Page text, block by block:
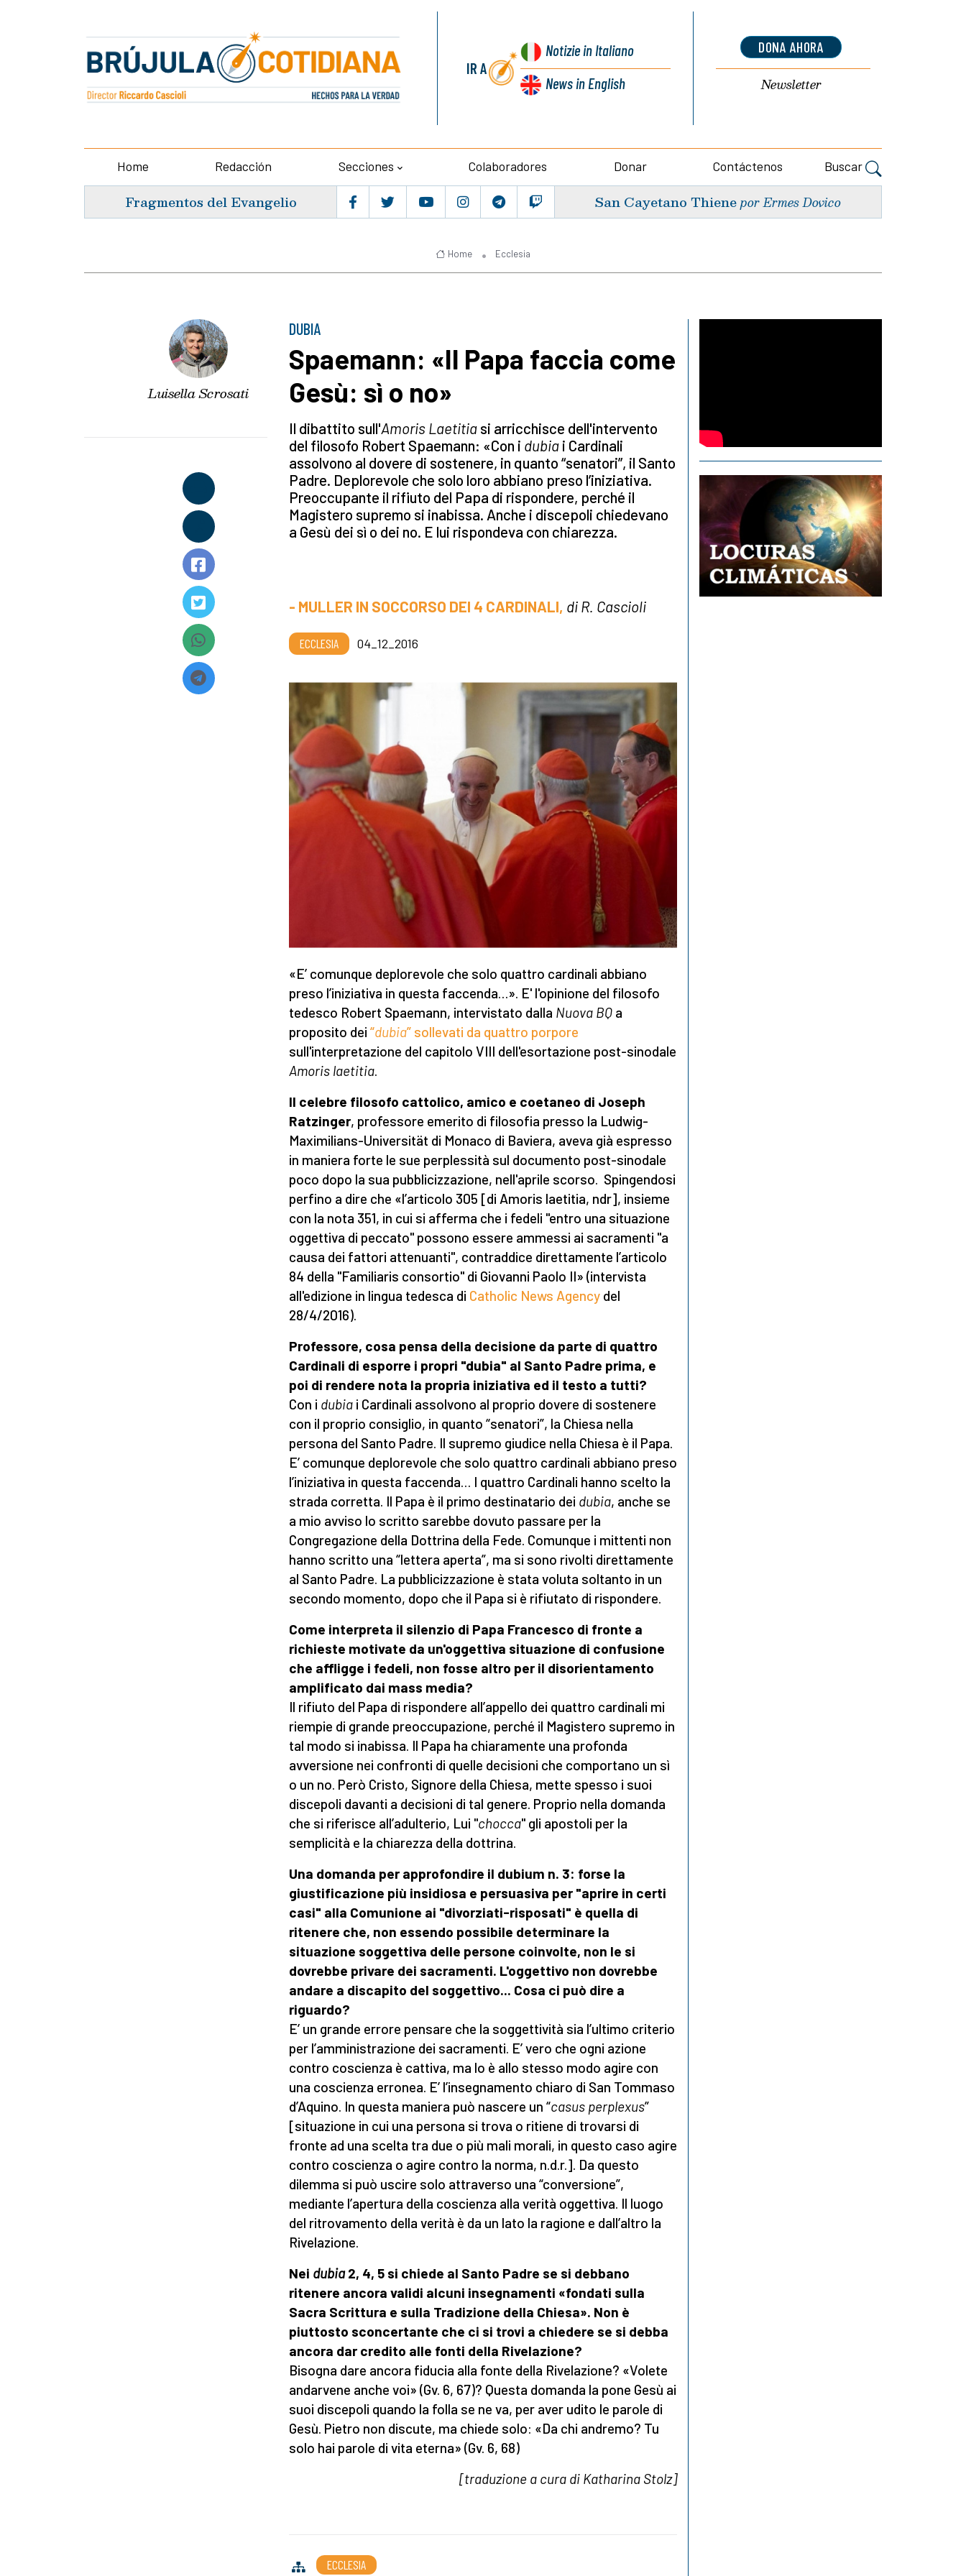
IR A
Notiziein Italiano
News in English
DONA AHORA
Newsletter
Home Redacción Secciones Colaboradores Donar Contáctenos Buscar
Fragmentos del Evangelio San Cayetano Thienepor Ermes Dovico
Home Ecclesia
Luisella Scrosati
DUBIA
Spaemann: «Il Papa faccia come
Gesù: sì o no»
Il dibattito sull'Amoris Laetitia si arricchisce dell'intervento
del filosofo Robert Spaemann: «Con i dubia i Cardinali
assolvono al dovere di sostenere, in quanto “senatori”, il Santo
Padre. Deplorevole che solo loro abbiano preso l’iniziativa.
Preoccupante il rifiuto del Papa di rispondere, perché il
Magistero supremo si inabissa. Anche i discepoli chiedevano
a Gesù dei sì o dei no. E lui rispondeva con chiarezza.
- MULLER IN SOCCORSO DEI 4 CARDINALI, di R. Cascioli
ECCLESIA 04_12_2016
«E’ comunque deplorevole che solo quattro cardinali abbiano
preso l’iniziativa in questa faccenda…». E' l'opinione del filosofo
tedesco Robert Spaemann, intervistato dalla Nuova BQ a
proposito dei “dubia” sollevati da quattro porpore
sull'interpretazione del capitolo VIII dell'esortazione post-sinodale
Amoris laetitia.
Il celebre filosofo cattolico, amico e coetaneo di Joseph
Ratzinger, professore emerito di filosofia presso la Ludwig-
Maximilians-Universität di Monaco di Baviera, aveva già espresso
in maniera forte le sue perplessità sul documento post-sinodale
poco dopo la sua pubblicizzazione, nell'aprile scorso. Spingendosi
perfino a dire che «l’articolo 305 [di Amoris laetitia, ndr], insieme
con la nota 351, in cui si afferma che i fedeli "entro una situazione
oggettiva di peccato" possono essere ammessi ai sacramenti "a
causa dei fattori attenuanti", contraddice direttamente l’articolo
84 della "Familiaris consortio" di Giovanni Paolo II» (intervista
all'edizione in lingua tedesca di Catholic News Agency del
28/4/2016).
Professore, cosa pensa della decisione da parte di quattro
Cardinali di esporre i propri "dubia" al Santo Padre prima, e
poi di rendere nota la propria iniziativa ed il testo a tutti?
Con i dubia i Cardinali assolvono al proprio dovere di sostenere
con il proprio consiglio, in quanto “senatori”, la Chiesa nella
persona del Santo Padre. Il supremo giudice nella Chiesa è il Papa.
E’ comunque deplorevole che solo quattro cardinali abbiano preso
l’iniziativa in questa faccenda… I quattro Cardinali hanno scelto la
strada corretta. Il Papa è il primo destinatario dei dubia, anche se
a mio avviso lo scritto sarebbe dovuto passare per la
Congregazione della Dottrina della Fede. Comunque i mittenti non
hanno scritto una “lettera aperta”, ma si sono rivolti direttamente
al Santo Padre. La pubblicizzazione è stata voluta soltanto in un
secondo momento, dopo che il Papa si è rifiutato di rispondere.
Come interpreta il silenzio di Papa Francesco di fronte a
richieste motivate da un'oggettiva situazione di confusione
che affligge i fedeli, non fosse altro per il disorientamento
amplificato dai mass media?
Il rifiuto del Papa di rispondere all’appello dei quattro cardinali mi
riempie di grande preoccupazione, perché il Magistero supremo in
tal modo si inabissa. Il Papa ha chiaramente una profonda
avversione nei confronti di quelle decisioni che comportano un sì
o un no. Però Cristo, Signore della Chiesa, mette spesso i suoi
discepoli davanti a decisioni di tal genere. Proprio nella domanda
che si riferisce all’adulterio, Lui "chocca" gli apostoli per la
semplicità e la chiarezza della dottrina.
Una domanda per approfondire il dubium n. 3: forse la
giustificazione più insidiosa e persuasiva per "aprire in certi
casi" alla Comunione ai "divorziati-risposati" è quella di
ritenere che, non essendo possibile determinare la
situazione soggettiva delle persone coinvolte, non le si
dovrebbe privare dei sacramenti. L'oggettivo non dovrebbe
andare a discapito del soggettivo... Cosa ci può dire a
riguardo?
E’ un grande errore pensare che la soggettività sia l’ultimo criterio
per l’amministrazione dei sacramenti. E’ vero che ogni azione
contro coscienza è cattiva, ma lo è allo stesso modo agire con
una coscienza erronea. E’ l’insegnamento chiaro di San Tommaso
d’Aquino. In questa maniera può nascere un “casus perplexus”
[situazione in cui una persona si trova o ritiene di trovarsi di
fronte ad una scelta tra due o più mali morali, in questo caso agire
contro coscienza o agire contro la norma, n.d.r.]. Da questo
dilemma si può uscire solo attraverso una “conversione”,
mediante l’apertura della coscienza alla verità oggettiva. Il luogo
del ritrovamento della verità è da un lato la ragione e dall’altro la
Rivelazione.
Nei dubia2, 4, 5 si chiede al Santo Padre se si debbano
ritenere ancora validi alcuni insegnamenti «fondati sulla
Sacra Scrittura e sulla Tradizione della Chiesa». Non è
piuttosto sconcertante che ci si trovi a chiedere se si debba
ancora dar credito alle fonti della Rivelazione?
Bisogna dare ancora fiducia alla fonte della Rivelazione? «Volete
andarvene anche voi» (Gv. 6, 67)? Questa domanda la pone Gesù ai
suoi discepoli quando la folla se ne va, per aver udito le parole di
Gesù. Pietro non discute, ma chiede solo: «Da chi andremo? Tu
solo hai parole di vita eterna» (Gv. 6, 68)
[traduzione a cura di Katharina Stolz]
ECCLESIA